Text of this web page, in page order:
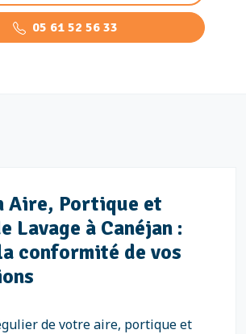
05 61 52 56 33
Aire, Portique et
Lavage à Canéjan :
conformité de vos
de votre aire, portique et